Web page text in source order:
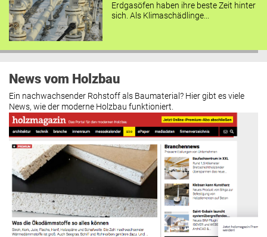
Erdgasöfen haben ihre beste Zeit hinter
sich. Als Klimaschädlinge...
News vom Holzbau
Ein nachwachsender Rohstoff als Baumaterial? Hier gibt es viele
News, wie der moderne Holzbau funktioniert.